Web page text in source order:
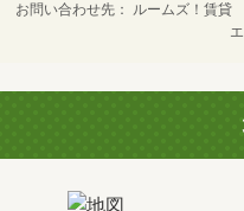
お問い合わせ先
ルームズ！賃貸